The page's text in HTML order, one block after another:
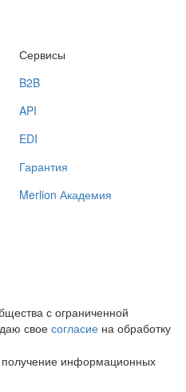
Сервисы
B2B
API
EDI
Гарантия
Merlion Академия
с ограниченной
свое согласие на обработку
информационных